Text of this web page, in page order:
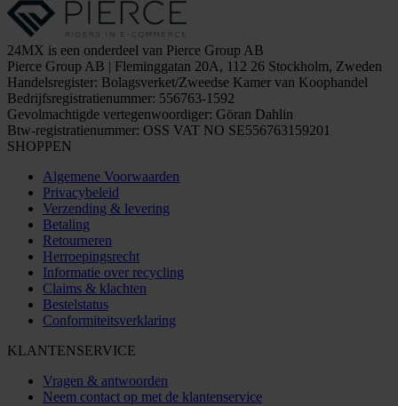
24MX is een onderdeel van Pierce Group AB
Pierce Group AB | Fleminggatan 20A, 112 26 Stockholm, Zweden
Handelsregister: Bolagsverket/Zweedse Kamer van Koophandel
Bedrijfsregistratienummer: 556763-1592
Gevolmachtigde vertegenwoordiger: Göran Dahlin
Btw-registratienummer: OSS VAT NO SE556763159201
SHOPPEN
Algemene Voorwaarden
Privacybeleid
Verzending & levering
Betaling
Retourneren
Herroepingsrecht
Informatie over recycling
Claims & klachten
Bestelstatus
Conformiteitsverklaring
KLANTENSERVICE
Vragen & antwoorden
Neem contact op met de klantenservice